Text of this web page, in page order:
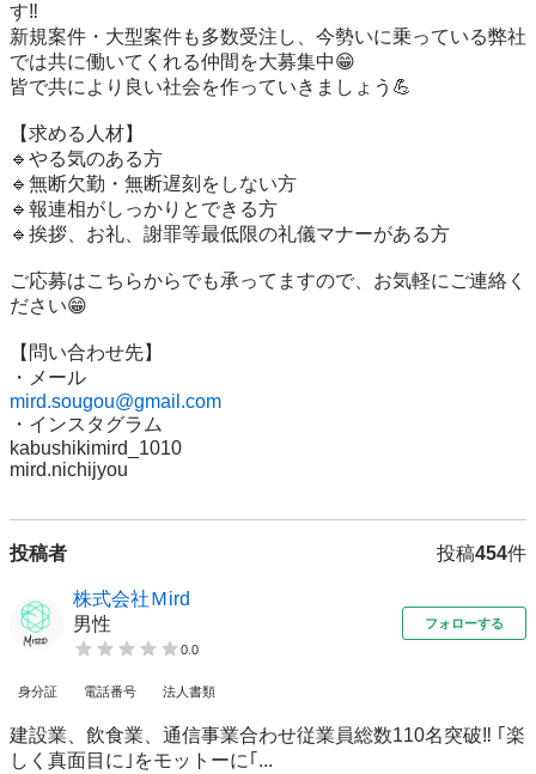
す‼️
新規案件・大型案件も多数受注し、今勢いに乗っている弊社
では共に働いてくれる仲間を大募集中😁
皆で共により良い社会を作っていきましょう💪
【求める人材】
🔹やる気のある方
🔹無断欠勤・無断遅刻をしない方
🔹報連相がしっかりとできる方
🔹挨拶、お礼、謝罪等最低限の礼儀マナーがある方
ご応募はこちらからでも承ってますので、お気軽にご連絡く
ださい😁
【問い合わせ先】
mird.sougou@gmail.com
・インスタグラム
kabushikimird_1010
mird.nichijyou
投稿者 投稿454件
株式会社Ｍird
男性
0.0
フォローする
身分証 電話番号 法人書類
建設業、飲食業、通信事業合わせ従業員総数110名突破‼️ ｢楽
しく真面目に｣をモットーに｢...